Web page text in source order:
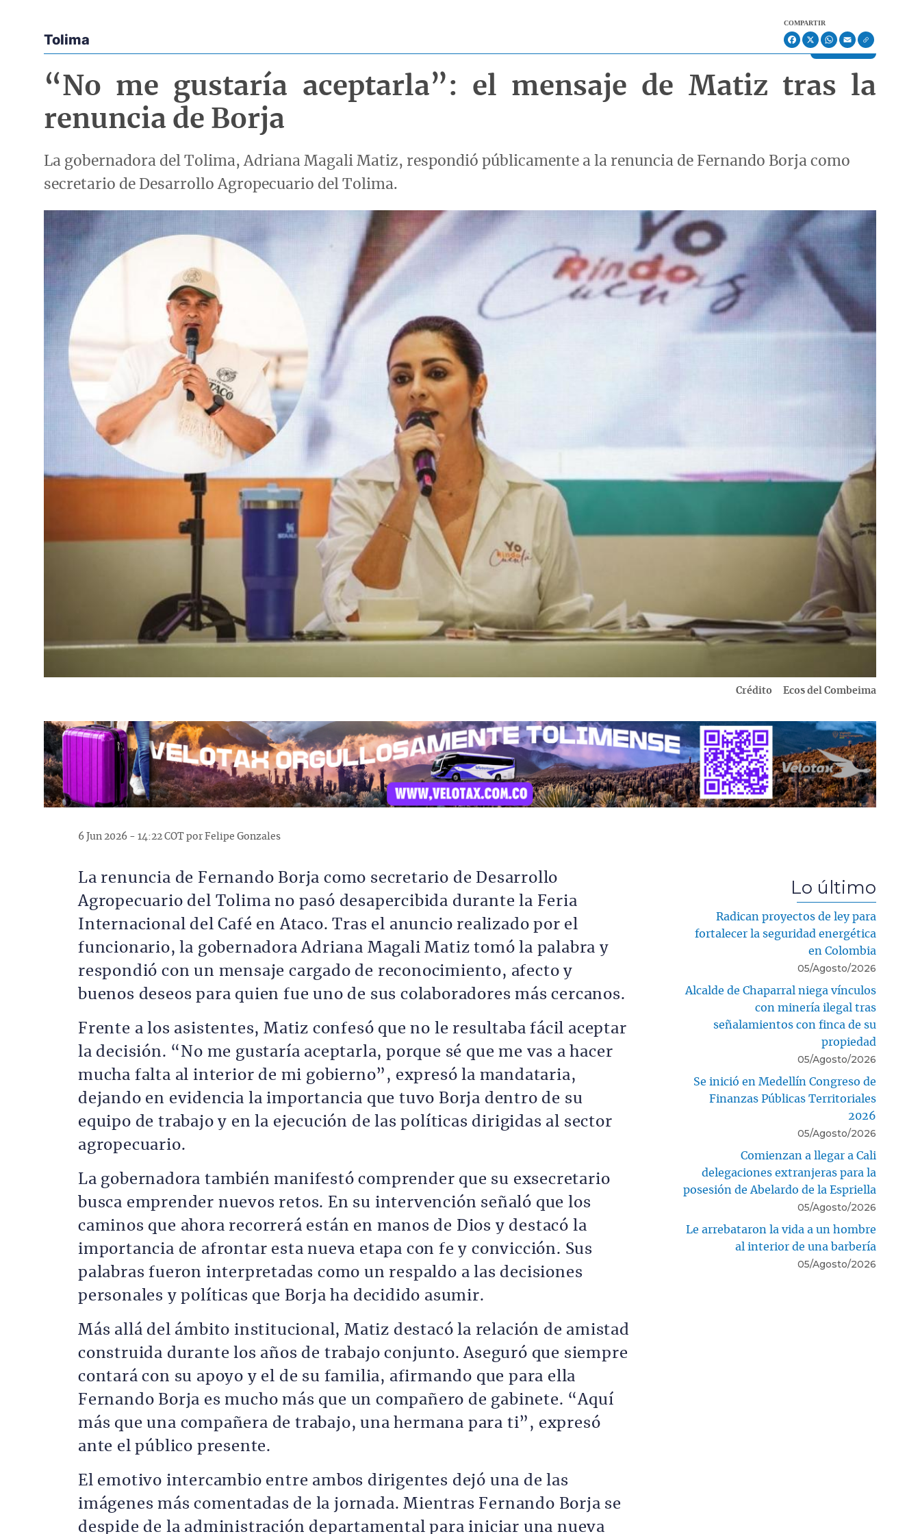
Econoticias y Eventos
Tolima
COMPARTIR
Facebook
X WhatsApp
Email
“No me gustaría aceptarla”: el mensaje de Matiz tras la
renuncia de Borja
La gobernadora del Tolima, Adriana Magali Matiz, respondió públicamente a la renuncia de Fernando Borja como
secretario de Desarrollo Agropecuario del Tolima.
Crédito Ecos del Combeima
6 Jun 2026 - 14:22 COT por Felipe Gonzales
La renuncia de Fernando Borja como secretario de Desarrollo
Agropecuario del Tolima no pasó desapercibida durante la Feria
Internacional del Café en Ataco. Tras el anuncio realizado por el
funcionario, la gobernadora Adriana Magali Matiz tomó la palabra y
respondió con un mensaje cargado de reconocimiento, afecto y
buenos deseos para quien fue uno de sus colaboradores más cercanos.
Frente a los asistentes, Matiz confesó que no le resultaba fácil aceptar
la decisión. “No me gustaría aceptarla, porque sé que me vas a hacer
mucha falta al interior de mi gobierno”, expresó la mandataria,
dejando en evidencia la importancia que tuvo Borja dentro de su
equipo de trabajo y en la ejecución de las políticas dirigidas al sector
agropecuario.
La gobernadora también manifestó comprender que su exsecretario
busca emprender nuevos retos. En su intervención señaló que los
caminos que ahora recorrerá están en manos de Dios y destacó la
importancia de afrontar esta nueva etapa con fe y convicción. Sus
palabras fueron interpretadas como un respaldo a las decisiones
personales y políticas que Borja ha decidido asumir.
Más allá del ámbito institucional, Matiz destacó la relación de amistad
construida durante los años de trabajo conjunto. Aseguró que siempre
contará con su apoyo y el de su familia, afirmando que para ella
Fernando Borja es mucho más que un compañero de gabinete. “Aquí
más que una compañera de trabajo, una hermana para ti”, expresó
ante el público presente.
El emotivo intercambio entre ambos dirigentes dejó una de las
imágenes más comentadas de la jornada. Mientras Fernando Borja se
despide de la administración departamental para iniciar una nueva
Lo último
Radican proyectos de ley para
fortalecer la seguridad energética
en Colombia
05/Agosto/2026
Alcalde de Chaparral niega vínculos
con minería ilegal tras
señalamientos con finca de su
propiedad
05/Agosto/2026
Se inició en Medellín Congreso de
Finanzas Públicas Territoriales
2026
05/Agosto/2026
Comienzan a llegar a Cali
delegaciones extranjeras para la
posesión de Abelardo de la Espriella
05/Agosto/2026
Le arrebataron la vida a un hombre
al interior de una barbería
05/Agosto/2026